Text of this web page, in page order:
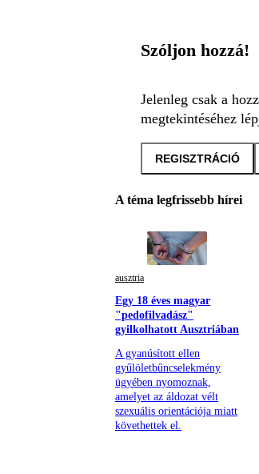
Szóljon hozzá!
Jelenleg csak a
megtekintéséhez
REGISZTRÁCIÓ
A téma legfrissebb hírei
ausztria
Egy 18 éves magyar
"pedofilvadász"
gyilkolhatott Ausztriában
A gyanúsított ellen
gyűlöletbűncselekmény
ügyében nyomoznak,
amelyet az áldozat vélt
szexuális orientációja miatt
követhettek el.